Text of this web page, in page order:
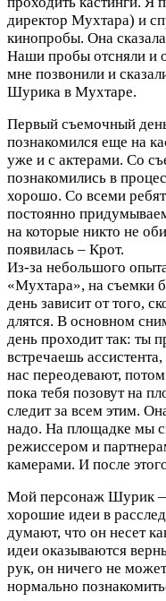
директор Мухтара) и
кинопробы. Она
Наши пробы отсняли и
мне позвонили и
Шурика в Мухтаре.
Первый съемочный
познакомился еще на
уже и с актерами. Со
познакомились в
хорошо. Со всеми
постоянно
на которые никто не
появилась – Крот.
Из-за небольшого
«Мухтара», на съемки
день зависит от того,
длятся. В основном
день проходит так: ты
встречаешь
нас переодевают,
пока тебя позовут на
следит за всем этим.
надо. На площадке мы
режиссером и
камерами. И после
Мой персонаж Шурик —
хорошие идеи в
думают, что он несет
идеи оказываются
рук, он ничего не
нормально